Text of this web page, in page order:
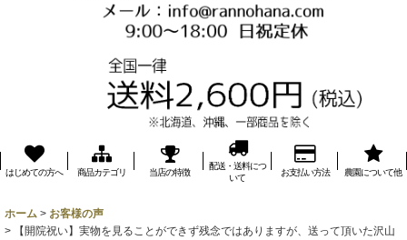
はじめての方へ 商品カテゴリ 当店の特徴
配送・送料につ
いて
お支払い方法 農園について他
ホーム > お客様の声
>
【開院祝い】実物を見ることができず残念ではありますが、送って頂いた沢山